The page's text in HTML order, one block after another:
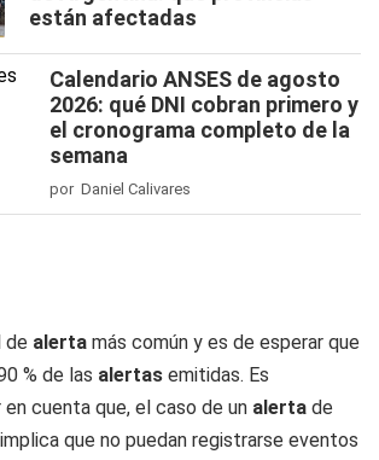
están afectadas
Calendario ANSES de agosto
2026: qué DNI cobran primero y
el cronograma completo de la
semana
por Daniel Calivares
de alerta más común y es de esperar que
% de las alertas emitidas. Es
cuenta que, el caso de un alerta de
que no puedan registrarse eventos